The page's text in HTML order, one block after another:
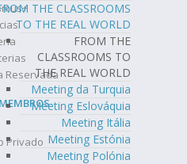
THE CLASSROOMS
TO THE REAL WORLD
FROM THE
CLASSROOMS TO
THE REAL WORLD
Meeting da Turquia
Meeting Eslováquia
Meeting Itália
Meeting Estónia
Meeting Polónia
Reservada
Privado